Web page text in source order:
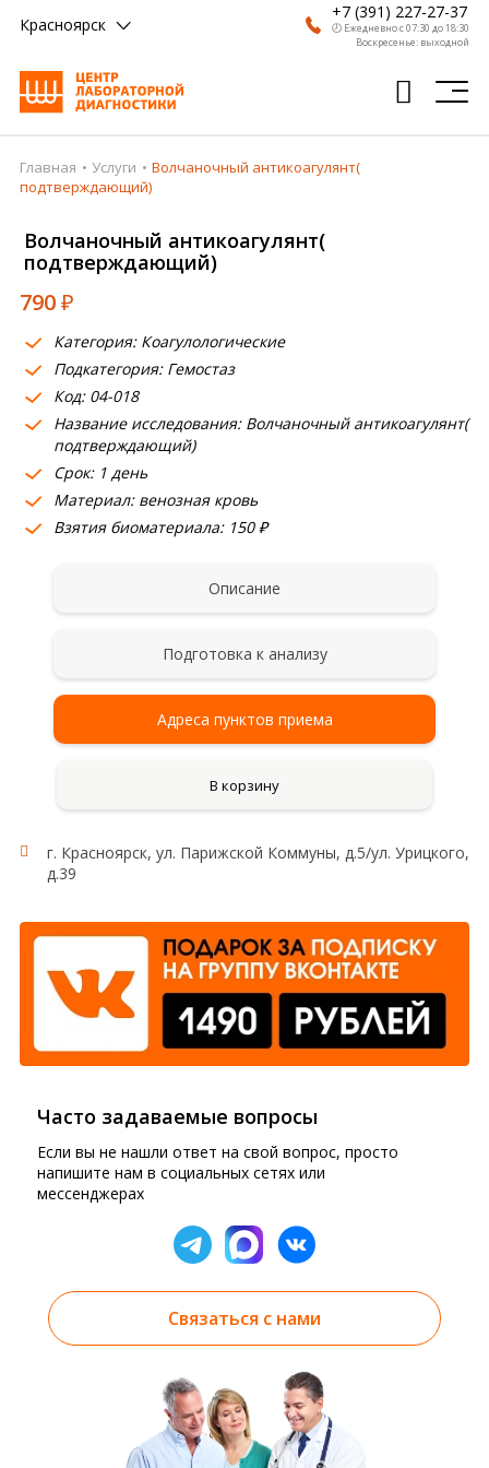
Красноярск
+7 (391) 227-27-37
🕗 Ежедневно с 07:30 до 18:30
Воскресенье: выходной
Главная
Врачи
Получить результат
Пациентам
О компании
Где сдать
Партнерам
Главная Услуги
Волчаночный антикоагулянт(
подтверждающий)
Волчаночный антикоагулянт(
подтверждающий)
790₽
Категория: Коагулологические
Подкатегория: Гемостаз
Код: 04-018
Название исследования: Волчаночный антикоагулянт(
подтверждающий)
Срок: 1 день
Материал: венозная кровь
Взятия биоматериала: 150 ₽
Описание
Подготовка к анализу
Адреса пунктов приема
В корзину
г. Красноярск, ул. Парижской Коммуны, д.5/ул. Урицкого,
д.39
Часто задаваемые вопросы
Если вы не нашли ответ на свой вопрос, просто
напишите нам в социальных сетях или
мессенджерах
Связаться с нами